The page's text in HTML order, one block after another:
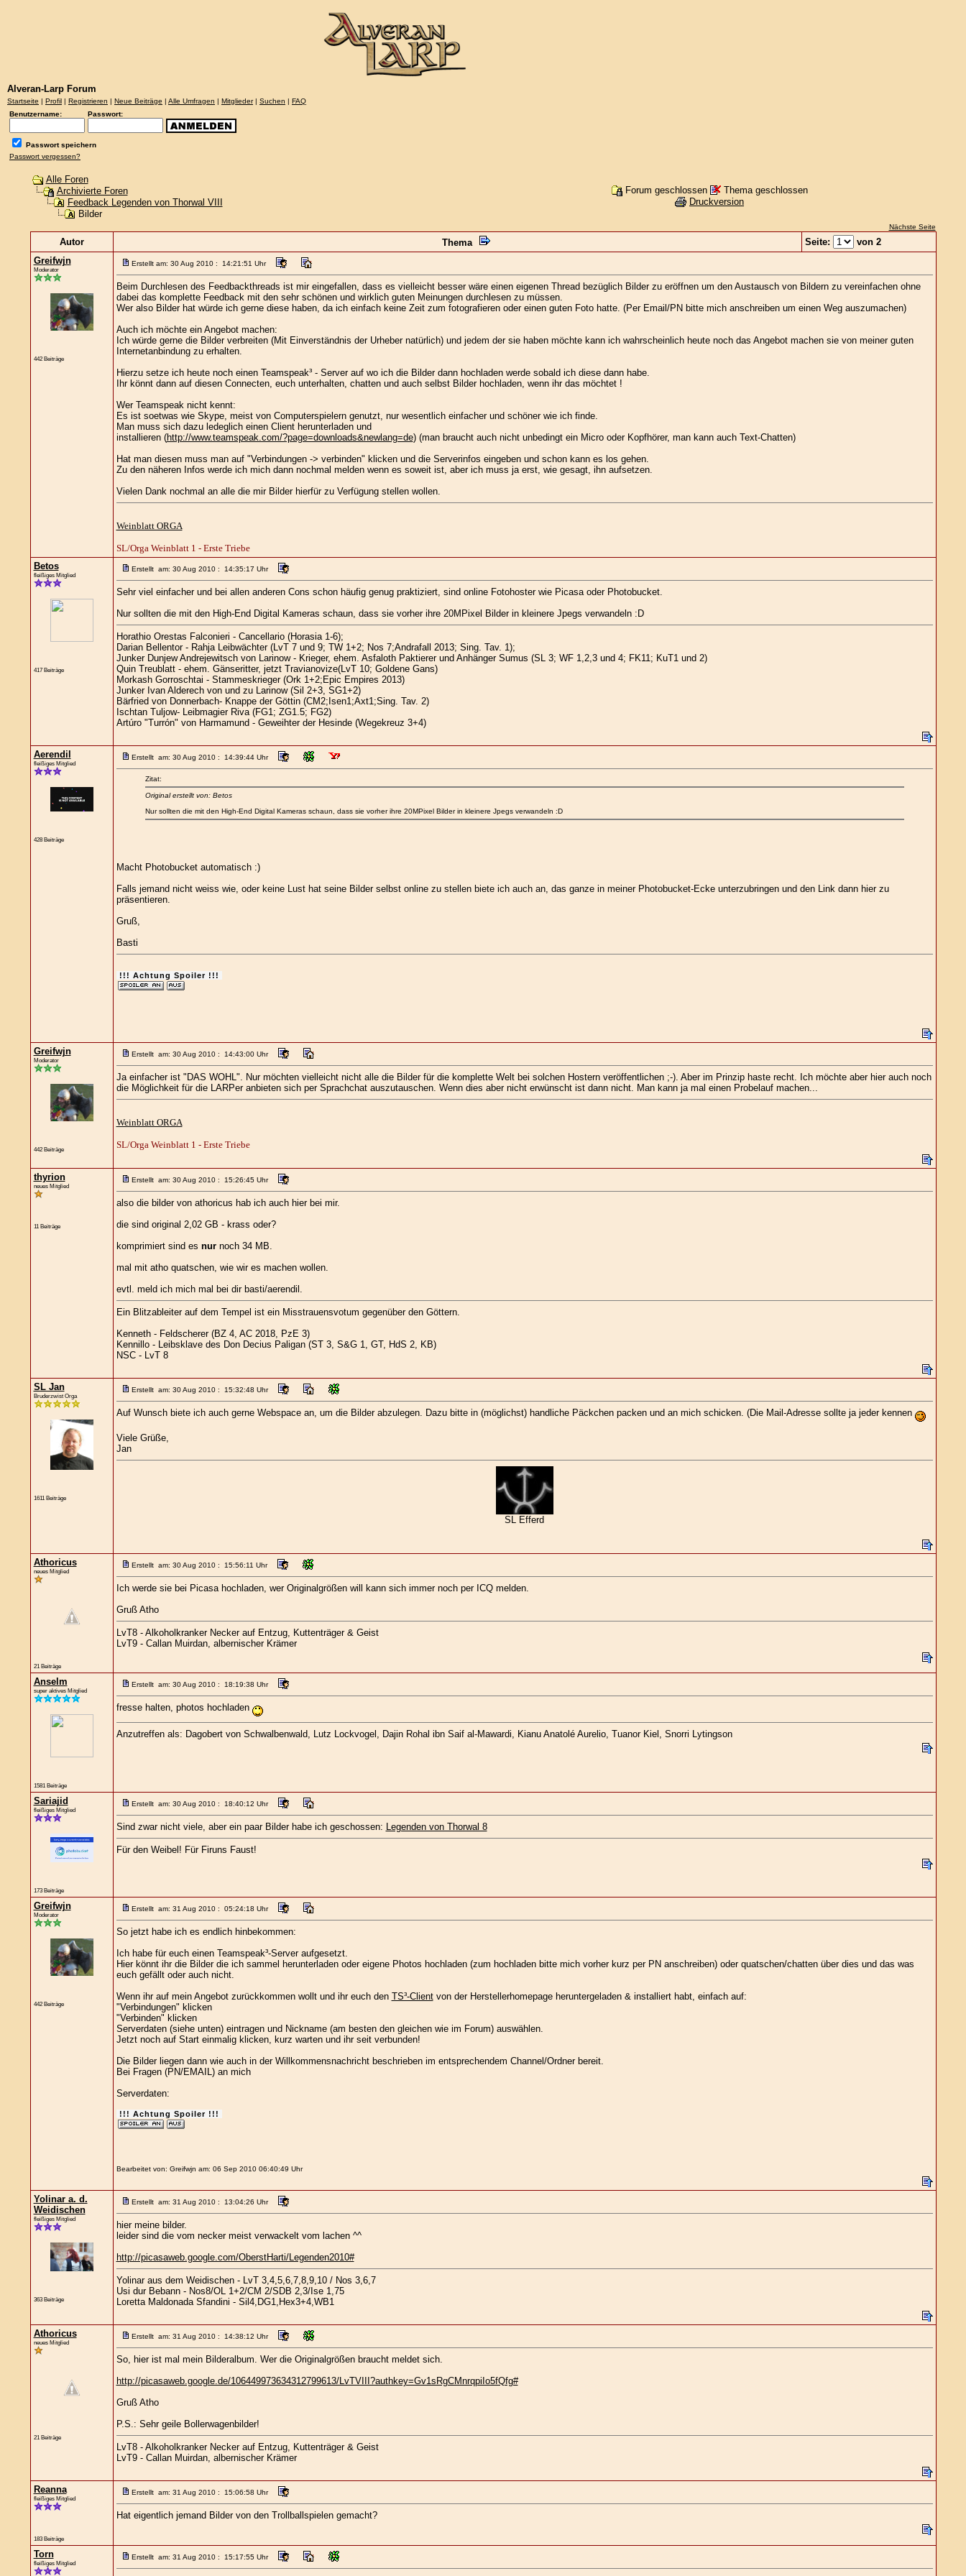
Alveran-Larp Forum
Startseite | Profil | Registrieren | Neue Beiträge | Alle Umfragen | Mitglieder| Suchen | FAQ
Benutzername:
Passwort:
Passwort speichern
Passwort vergessen?
Alle Foren
Archivierte Foren
Feedback Legenden von Thorwal VIII
Bilder
Forum geschlossen
Thema geschlossen
Druckversion
Nächste Seite
Autor Thema Seite:
von 2
Greifwjn
Moderator
442 Beiträge
Erstellt am: 30 Aug 2010 : 14:21:51 Uhr
Beim Durchlesen des Feedbackthreads ist mir eingefallen, dass es vielleicht besser wäre einen eigenen Thread bezüglich Bilder zu eröffnen um den Austausch von Bildern zu vereinfachen ohne
dabei das komplette Feedback mit den sehr schönen und wirklich guten Meinungen durchlesen zu müssen.
Wer also Bilder hat würde ich gerne diese haben, da ich einfach keine Zeit zum fotografieren oder einen guten Foto hatte. (Per Email/PN bitte mich anschreiben um einen Weg auszumachen)
Auch ich möchte ein Angebot machen:
Ich würde gerne die Bilder verbreiten (Mit Einverständnis der Urheber natürlich) und jedem der sie haben möchte kann ich wahrscheinlich heute noch das Angebot machen sie von meiner guten
Internetanbindung zu erhalten.
Hierzu setze ich heute noch einen Teamspeak³ - Server auf wo ich die Bilder dann hochladen werde sobald ich diese dann habe.
Ihr könnt dann auf diesen Connecten, euch unterhalten, chatten und auch selbst Bilder hochladen, wenn ihr das möchtet !
Wer Teamspeak nicht kennt:
Es ist soetwas wie Skype, meist von Computerspielern genutzt, nur wesentlich einfacher und schöner wie ich finde.
Man muss sich dazu ledeglich einen Client herunterladen und
installieren (http://www.teamspeak.com/?page=downloads&newlang=de) (man braucht auch nicht unbedingt ein Micro oder Kopfhörer, man kann auch Text-Chatten)
Hat man diesen muss man auf "Verbindungen -> verbinden" klicken und die Serverinfos eingeben und schon kann es los gehen.
Zu den näheren Infos werde ich mich dann nochmal melden wenn es soweit ist, aber ich muss ja erst, wie gesagt, ihn aufsetzen.
Vielen Dank nochmal an alle die mir Bilder hierfür zu Verfügung stellen wollen.
Weinblatt ORGA
SL/Orga Weinblatt 1 - Erste Triebe
Betos
fleißiges Mitglied
417 Beiträge
Erstellt am: 30 Aug 2010 : 14:35:17 Uhr
Sehr viel einfacher und bei allen anderen Cons schon häufig genug praktiziert, sind online Fotohoster wie Picasa oder Photobucket.
Nur sollten die mit den High-End Digital Kameras schaun, dass sie vorher ihre 20MPixel Bilder in kleinere Jpegs verwandeln :D
Horathio Orestas Falconieri - Cancellario (Horasia 1-6);
Darian Bellentor - Rahja Leibwächter (LvT 7 und 9; TW 1+2; Nos 7;Andrafall 2013; Sing. Tav. 1);
Junker Dunjew Andrejewitsch von Larinow - Krieger, ehem. Asfaloth Paktierer und Anhänger Sumus (SL 3; WF 1,2,3 und 4; FK11; KuT1 und 2)
Quin Treublatt - ehem. Gänseritter, jetzt Travianovize(LvT 10; Goldene Gans)
Morkash Gorroschtai - Stammeskrieger (Ork 1+2;Epic Empires 2013)
Junker Ivan Alderech von und zu Larinow (Sil 2+3, SG1+2)
Bärfried von Donnerbach- Knappe der Göttin (CM2;Isen1;Axt1;Sing. Tav. 2)
Ischtan Tuljow- Leibmagier Riva (FG1; ZG1.5; FG2)
Artúro "Turrón" von Harmamund - Geweihter der Hesinde (Wegekreuz 3+4)
Aerendil
fleißiges Mitglied
428 Beiträge
Erstellt am: 30 Aug 2010 : 14:39:44 Uhr
Zitat:
Original erstellt von: Betos
Nur sollten die mit den High-End Digital Kameras schaun, dass sie vorher ihre 20MPixel Bilder in kleinere Jpegs verwandeln :D
Macht Photobucket automatisch :)
Falls jemand nicht weiss wie, oder keine Lust hat seine Bilder selbst online zu stellen biete ich auch an, das ganze in meiner Photobucket-Ecke unterzubringen und den Link dann hier zu
präsentieren.
Gruß,
Basti
!!! Achtung Spoiler !!!
Greifwjn
Moderator
442 Beiträge
Erstellt am: 30 Aug 2010 : 14:43:00 Uhr
Ja einfacher ist "DAS WOHL". Nur möchten vielleicht nicht alle die Bilder für die komplette Welt bei solchen Hostern veröffentlichen ;-). Aber im Prinzip haste recht. Ich möchte aber hier auch noch
die Möglichkeit für die LARPer anbieten sich per Sprachchat auszutauschen. Wenn dies aber nicht erwünscht ist dann nicht. Man kann ja mal einen Probelauf machen...
Weinblatt ORGA
SL/Orga Weinblatt 1 - Erste Triebe
thyrion
neues Mitglied
11 Beiträge
Erstellt am: 30 Aug 2010 : 15:26:45 Uhr
also die bilder von athoricus hab ich auch hier bei mir.
die sind original 2,02 GB - krass oder?
komprimiert sind es nurnoch 34 MB.
mal mit atho quatschen, wie wir es machen wollen.
evtl. meld ich mich mal bei dir basti/aerendil.
Ein Blitzableiter auf dem Tempel ist ein Misstrauensvotum gegenüber den Göttern.
Kenneth - Feldscherer (BZ 4, AC 2018, PzE 3)
Kennillo - Leibsklave des Don Decius Paligan (ST 3, S&G 1, GT, HdS 2, KB)
NSC - LvT 8
SL Jan
Bruderzwist Orga
1611 Beiträge
Erstellt am: 30 Aug 2010 : 15:32:48 Uhr
Auf Wunsch biete ich auch gerne Webspace an, um die Bilder abzulegen. Dazu bitte in (möglichst) handliche Päckchen packen und an mich schicken. (Die Mail-Adresse sollte ja jeder kennen
Viele Grüße,
Jan
SL Efferd
Athoricus
neues Mitglied
21 Beiträge
Erstellt am: 30 Aug 2010 : 15:56:11 Uhr
Ich werde sie bei Picasa hochladen, wer Originalgrößen will kann sich immer noch per ICQ melden.
Gruß Atho
LvT8 - Alkoholkranker Necker auf Entzug, Kuttenträger & Geist
LvT9 - Callan Muirdan, albernischer Krämer
Anselm
super aktives Mitglied
1581 Beiträge
Erstellt am: 30 Aug 2010 : 18:19:38 Uhr
fresse halten, photos hochladen
Anzutreffen als: Dagobert von Schwalbenwald, Lutz Lockvogel, Dajin Rohal ibn Saif al-Mawardi, Kianu Anatolé Aurelio, Tuanor Kiel, Snorri Lytingson
Sariajid
fleißiges Mitglied
173 Beiträge
Erstellt am: 30 Aug 2010 : 18:40:12 Uhr
Sind zwar nicht viele, aber ein paar Bilder habe ich geschossen: Legenden von Thorwal 8
Für den Weibel! Für Firuns Faust!
Greifwjn
Moderator
442 Beiträge
Erstellt am: 31 Aug 2010 : 05:24:18 Uhr
So jetzt habe ich es endlich hinbekommen:
Ich habe für euch einen Teamspeak³-Server aufgesetzt.
Hier könnt ihr die Bilder die ich sammel herunterladen oder eigene Photos hochladen (zum hochladen bitte mich vorher kurz per PN anschreiben) oder quatschen/chatten über dies und das was
euch gefällt oder auch nicht.
Wenn ihr auf mein Angebot zurückkommen wollt und ihr euch den TS³-Clientvon der Herstellerhomepage heruntergeladen & installiert habt, einfach auf:
"Verbindungen" klicken
"Verbinden" klicken
Serverdaten (siehe unten) eintragen und Nickname (am besten den gleichen wie im Forum) auswählen.
Jetzt noch auf Start einmalig klicken, kurz warten und ihr seit verbunden!
Die Bilder liegen dann wie auch in der Willkommensnachricht beschrieben im entsprechendem Channel/Ordner bereit.
Bei Fragen (PN/EMAIL) an mich
Serverdaten:
!!! Achtung Spoiler !!!
Bearbeitet von: Greifwjn am: 06 Sep 2010 06:40:49 Uhr
Yolinar a. d.
Weidischen
fleißiges Mitglied
363 Beiträge
Erstellt am: 31 Aug 2010 : 13:04:26 Uhr
hier meine bilder.
leider sind die vom necker meist verwackelt vom lachen ^^
http://picasaweb.google.com/OberstHarti/Legenden2010#
Yolinar aus dem Weidischen - LvT 3,4,5,6,7,8,9,10 / Nos 3,6,7
Usi dur Bebann - Nos8/OL 1+2/CM 2/SDB 2,3/Ise 1,75
Loretta Maldonada Sfandini - Sil4,DG1,Hex3+4,WB1
Athoricus
neues Mitglied
21 Beiträge
Erstellt am: 31 Aug 2010 : 14:38:12 Uhr
So, hier ist mal mein Bilderalbum. Wer die Originalgrößen braucht meldet sich.
http://picasaweb.google.de/106449973634312799613/LvTVIII?authkey=Gv1sRgCMnrqpiIo5fQfg#
Gruß Atho
P.S.: Sehr geile Bollerwagenbilder!
LvT8 - Alkoholkranker Necker auf Entzug, Kuttenträger & Geist
LvT9 - Callan Muirdan, albernischer Krämer
Reanna
fleißiges Mitglied
183 Beiträge
Erstellt am: 31 Aug 2010 : 15:06:58 Uhr
Hat eigentlich jemand Bilder von den Trollballspielen gemacht?
Torn
fleißiges Mitglied
Erstellt am: 31 Aug 2010 : 15:17:55 Uhr